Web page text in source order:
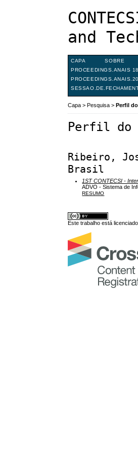
and
CAPA SOBRE
PROCEEDINGS.ANAIS
Capa >Pesquisa >Perfil
Perfil do
Ribeiro,
Brasil
1ST CONTECSI -
ADVO - Sistema de
RESUMO
Este trabalho está